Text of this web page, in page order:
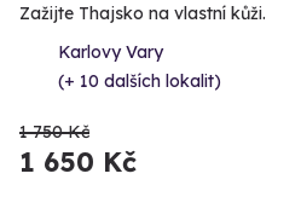
Zažijte Thajsko na vlastní kůži.
Karlovy Vary
(+ 10 dalších lokalit)
1 750 Kč
1 650 Kč